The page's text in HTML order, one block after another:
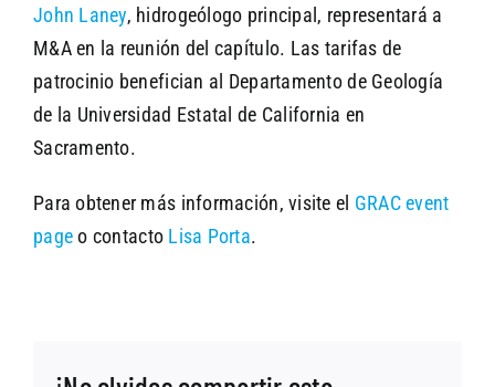
John Laney, hidrogeólogo principal, representará a
M&A en la reunión del capítulo. Las tarifas de
patrocinio benefician al Departamento de Geología
de la Universidad Estatal de California en
Sacramento.
Para obtener más información, visite el GRAC event
pageo contacto Lisa Porta.